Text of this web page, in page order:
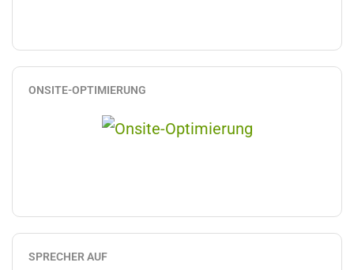
ONSITE-OPTIMIERUNG
SPRECHER AUF